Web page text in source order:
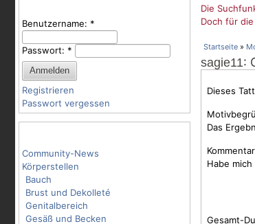
Benutzername: *
Passwort: *
Registrieren
Passwort vergessen
Community-News
Körperstellen
Bauch
Brust und Dekolleté
Genitalbereich
Gesäß und Becken
Die
Doch für
Startseite »
sagie11:
Dieses
Das
Habe
Gesamt-